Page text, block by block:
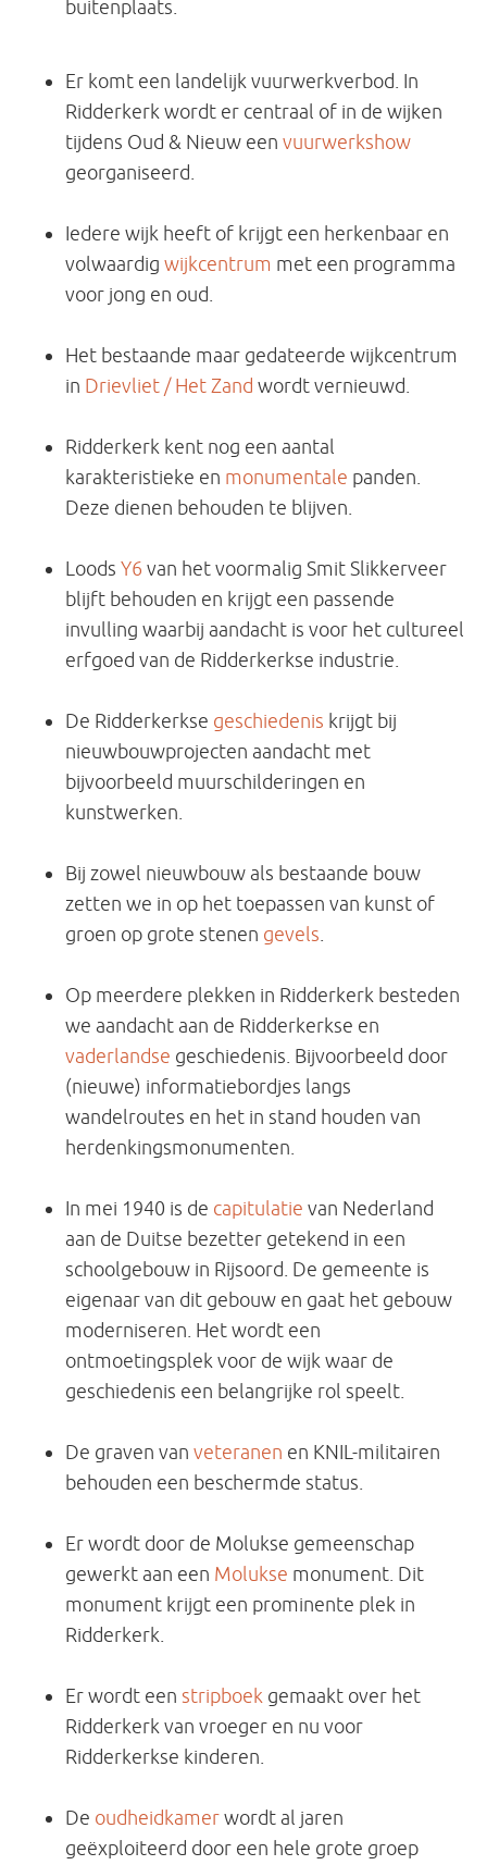
buitenplaats.
Er komt een landelijk vuurwerkverbod. In
Ridderkerk wordt er centraal of in de wijken
tijdens Oud & Nieuw een vuurwerkshow
georganiseerd.
Iedere wijk heeft of krijgt een herkenbaar en
volwaardig wijkcentrum met een programma
voor jong en oud.
Het bestaande maar gedateerde wijkcentrum
in Drievliet / Het Zand wordt vernieuwd.
Ridderkerk kent nog een aantal
karakteristieke en monumentale panden.
Deze dienen behouden te blijven.
Loods Y6 van het voormalig Smit Slikkerveer
blijft behouden en krijgt een passende
invulling waarbij aandacht is voor het cultureel
erfgoed van de Ridderkerkse industrie.
De Ridderkerkse geschiedenis krijgt bij
nieuwbouwprojecten aandacht met
bijvoorbeeld muurschilderingen en
kunstwerken.
Bij zowel nieuwbouw als bestaande bouw
zetten we in op het toepassen van kunst of
groen op grote stenen gevels
Op meerdere plekken in Ridderkerk besteden
we aandacht aan de Ridderkerkse en
vaderlandse geschiedenis. Bijvoorbeeld door
(nieuwe) informatiebordjes langs
wandelroutes en het in stand houden van
herdenkingsmonumenten.
In mei 1940 is de capitulatie van Nederland
aan de Duitse bezetter getekend in een
schoolgebouw in Rijsoord. De gemeente is
eigenaar van dit gebouw en gaat het gebouw
moderniseren. Het wordt een
ontmoetingsplek voor de wijk waar de
geschiedenis een belangrijke rol speelt.
De graven van veteranen en KNIL-militairen
behouden een beschermde status.
Er wordt door de Molukse gemeenschap
gewerkt aan een Molukse monument. Dit
monument krijgt een prominente plek in
Ridderkerk.
Er wordt een stripboek gemaakt over het
Ridderkerk van vroeger en nu voor
Ridderkerkse kinderen.
De oudheidkamerwordt al jaren
geëxploiteerd door een hele grote groep